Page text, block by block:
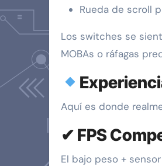
Rueda de scroll
Los switches se
MOBAs o ráfagas
Aquí es donde
✔ FPS
El bajo peso +